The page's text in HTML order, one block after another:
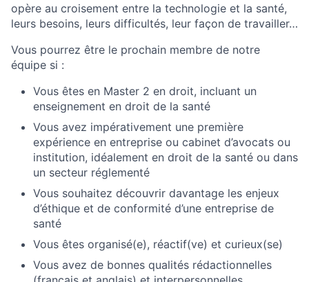
opère au croisement entre la technologie et la santé,
leurs besoins, leurs difficultés, leur façon de travailler…
Vous pourrez être le prochain membre de notre
équipe si :
Vous êtes en Master 2 en droit, incluant un
enseignement en droit de la santé
Vous avez impérativement une première
expérience en entreprise ou cabinet d’avocats ou
institution, idéalement en droit de la santé ou dans
un secteur réglementé
Vous souhaitez découvrir davantage les enjeux
d’éthique et de conformité d’une entreprise de
santé
Vous êtes organisé(e), réactif(ve) et curieux(se)
Vous avez de bonnes qualités rédactionnelles